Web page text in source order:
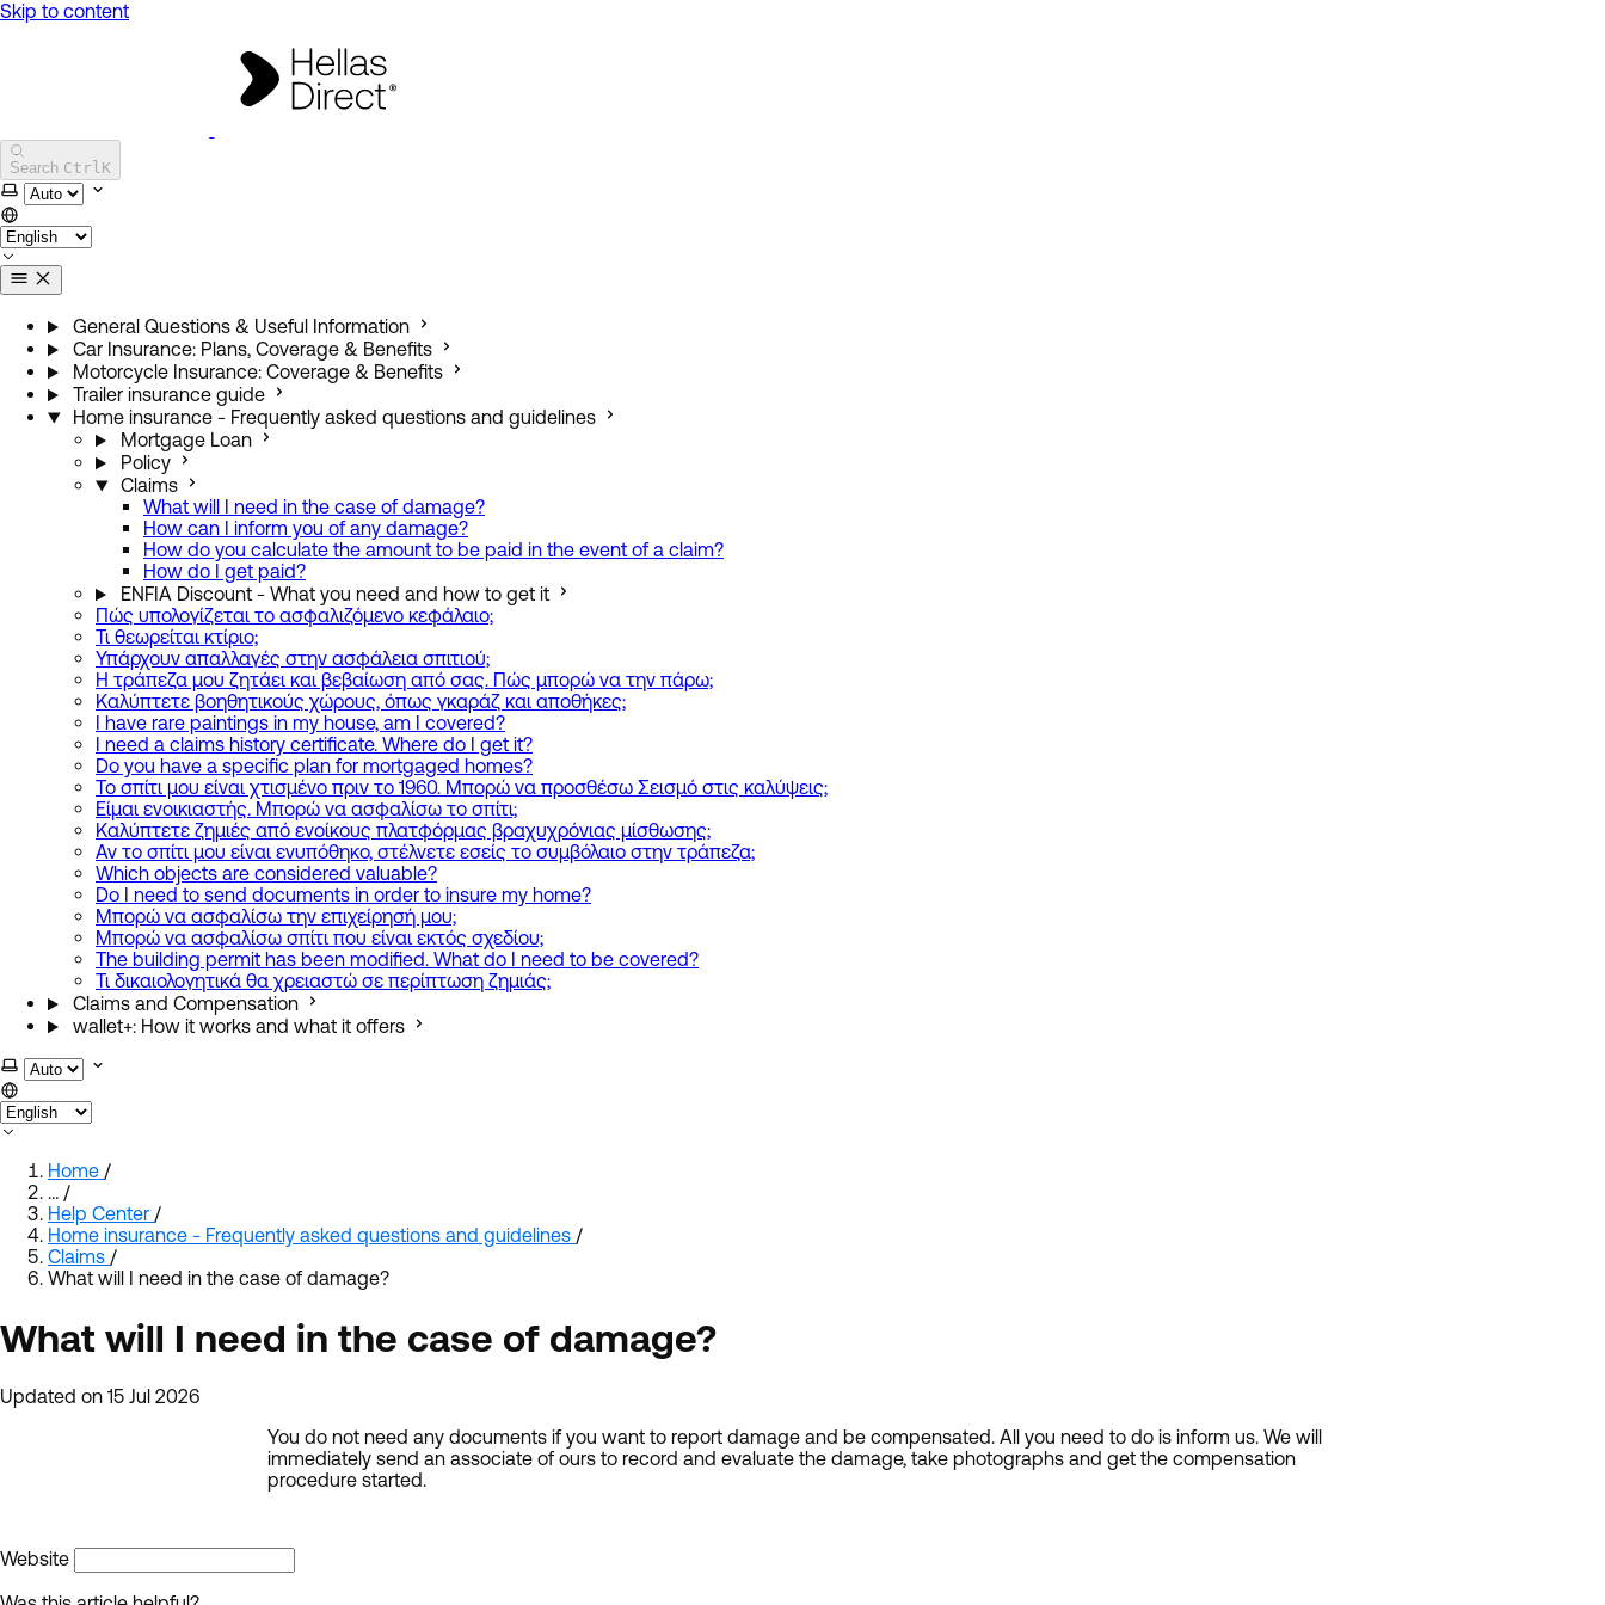
Skip to content
Search CtrlK
Select theme
General Questions & Useful Information
Car Insurance: Plans, Coverage & Benefits
Motorcycle Insurance: Coverage & Benefits
Trailer insurance guide
Home insurance - Frequently asked questions and guidelines
Mortgage Loan
Policy
Claims
What will I need in the case of damage?
How can I inform you of any damage?
How do you calculate the amount to be paid in the event of a claim?
How do I get paid?
ENFIA Discount - What you need and how to get it
Πώς υπολογίζεται το ασφαλιζόμενο κεφάλαιο;
Τι θεωρείται κτίριο;
Υπάρχουν απαλλαγές στην ασφάλεια σπιτιού;
Η τράπεζα μου ζητάει και βεβαίωση από σας. Πώς μπορώ να την πάρω;
Καλύπτετε βοηθητικούς χώρους, όπως γκαράζ και αποθήκες;
I have rare paintings in my house, am I covered?
I need a claims history certificate. Where do I get it?
Do you have a specific plan for mortgaged homes?
Το σπίτι μου είναι χτισμένο πριν το 1960. Μπορώ να προσθέσω Σεισμό στις καλύψεις;
Είμαι ενοικιαστής. Μπορώ να ασφαλίσω το σπίτι;
Καλύπτετε ζημιές από ενοίκους πλατφόρμας βραχυχρόνιας μίσθωσης;
Αν το σπίτι μου είναι ενυπόθηκο, στέλνετε εσείς το συμβόλαιο στην τράπεζα;
Which objects are considered valuable?
Do I need to send documents in order to insure my home?
Μπορώ να ασφαλίσω την επιχείρησή μου;
Μπορώ να ασφαλίσω σπίτι που είναι εκτός σχεδίου;
The building permit has been modified. What do I need to be covered?
Τι δικαιολογητικά θα χρειαστώ σε περίπτωση ζημιάς;
Claims and Compensation
wallet+: How it works and what it offers
Select theme
Home /
… /
Help Center /
Home insurance - Frequently asked questions and guidelines /
Claims /
What will I need in the case of damage?
What will I need in the case of damage?
Updated on 15 Jul 2026
You do not need any documents if you want to report damage and be compensated. All you need to do is inform us. We will
immediately send an associate of ours to record and evaluate the damage, take photographs and get the compensation
procedure started.
Website